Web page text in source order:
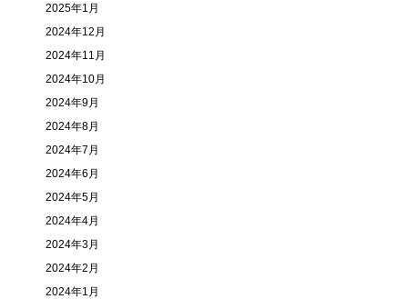
2025年1月
2024年12月
2024年11月
2024年10月
2024年9月
2024年8月
2024年7月
2024年6月
2024年5月
2024年4月
2024年3月
2024年2月
2024年1月